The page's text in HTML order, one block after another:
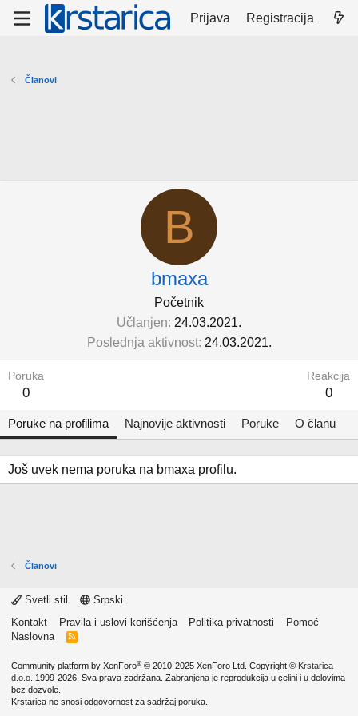
Prijava Registracija
Članovi
B
bmaxa
Početnik
Učlanjen 24.03.2021.
Poslednja aktivnost 24.03.2021.
Poruka
0
Reakcija
0
Poruke na profilima Najnovije aktivnosti Poruke O članu
Još uvek nema poruka na bmaxa profilu.
Članovi
Svetli stil
Srpski
Kontakt
Pravila i uslovi korišćenja Politika privatnosti
Pomoć
Naslovna
R
Community platform by XenForo® © 2010-2025 XenForo Ltd. Copyright © Krstarica
d.o.o. 1999-2026. Sva prava zadržana. Zabranjena je reprodukcija u celini i u delovima
bez dozvole.
Krstarica ne snosi odgovornost za sadržaj poruka.